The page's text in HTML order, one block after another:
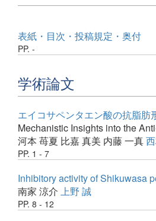
表紙・目次・投稿規定・奥付
PP. -
学術論文
エイコサペンタエン酸の抗脂
Mechanistic Insights into the
河本 苺夏 比嘉 真美 内藤 一真
PP. 1 - 7
Inhibitory activity of Shikuwasa
南家 涼介 上野 誠
PP. 8 - 12